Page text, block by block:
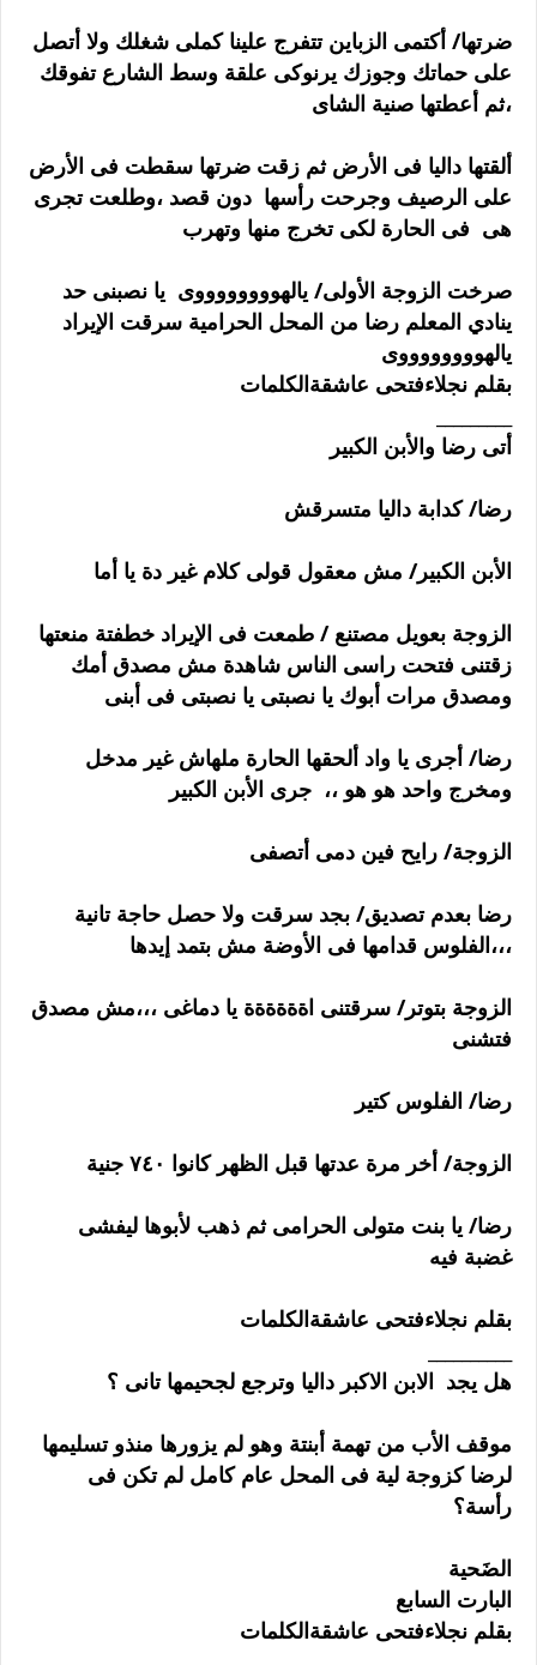
ضرتها/ أكتمى الزباين تتفرج علينا كملى شغلك ولا أتصل
على حماتك وجوزك يرنوكى علقة وسط الشارع تفوقك
،ثم أعطتها صنية الشاى
ألقتها داليا فى الأرض ثم زقت ضرتها سقطت فى الأرض
على الرصيف وجرحت رأسها دون قصد ،وطلعت تجرى
هى فى الحارة لكى تخرج منها وتهرب
صرخت الزوجة الأولى/ يالهووووووووى يا نصبنى حد
ينادي المعلم رضا من المحل الحرامية سرقت الإيراد
يالهووووووووى
بقلم نجلاءفتحى عاشقةالكلمات
أتى رضا والأبن الكبير
رضا/ كدابة داليا متسرقش
الأبن الكبير/ مش معقول قولى كلام غير دة يا أما
الزوجة بعويل مصتنع / طمعت فى الإيراد خطفتة منعتها
زقتنى فتحت راسى الناس شاهدة مش مصدق أمك
ومصدق مرات أبوك يا نصبتى يا نصبتى فى أبنى
رضا/ أجرى يا واد ألحقها الحارة ملهاش غير مدخل
ومخرج واحد هو هو ،، جرى الأبن الكبير
الزوجة/ رايح فين دمى أتصفى
رضا بعدم تصديق/ بجد سرقت ولا حصل حاجة تانية
،،،الفلوس قدامها فى الأوضة مش بتمد إيدها
الزوجة بتوتر/ سرقتنى اةةةةةة يا دماغى ،،،مش مصدق
فتشنى
رضا/ الفلوس كتير
الزوجة/ أخر مرة عدتها قبل الظهر كانوا ٧٤٠ جنية
رضا/ يا بنت متولى الحرامى ثم ذهب لأبوها ليفشى
غضبة فيه
بقلم نجلاءفتحى عاشقةالكلمات
هل يجد الابن الاكبر داليا وترجع لجحيمها تانى ؟
موقف الأب من تهمة أبنتة وهو لم يزورها منذو تسليمها
لرضا كزوجة لية فى المحل عام كامل لم تكن فى
رأسة؟
الضَحية
البارت السابع
بقلم نجلاءفتحى عاشقةالكلمات